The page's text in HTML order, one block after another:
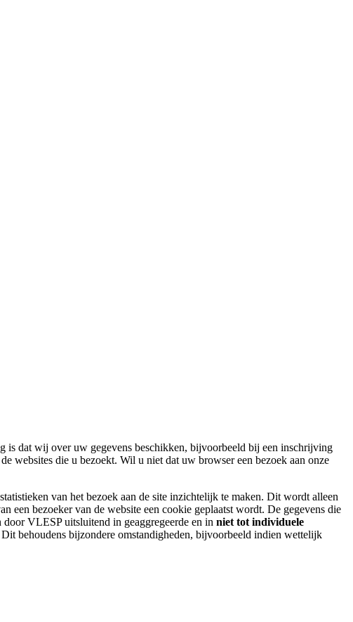
is dat wij over uw gegevens beschikken, bijvoorbeeld bij een inschrijving
websites die u bezoekt. Wil u niet dat uw browser een bezoek aan onze
van het bezoek aan de site inzichtelijk te maken. Dit wordt alleen
een bezoeker van de website een cookie geplaatst wordt. De gegevens die
VLESP uitsluitend in geaggregeerde en in niet tot individuele
behoudens bijzondere omstandigheden, bijvoorbeeld indien wettelijk